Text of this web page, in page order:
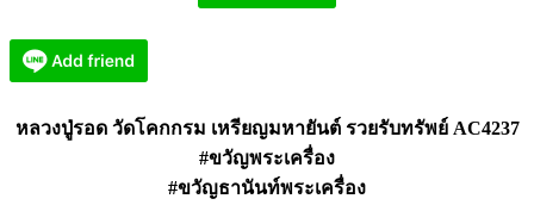
รับ
ทรัพย์
ชิ้น
หลวงปู่รอด วัดโคกกรม เหรียญมหายันต์ รวยรับทรัพย์ AC4237
#ขวัญพระเครื่อง
#ขวัญธานันท์พระเครื่อง